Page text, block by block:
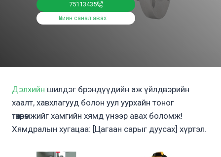
75113435
Үнийн санал авах
Дэлхийн шилдэг брэндүүдийн аж үйлдвэрийн
хаалт, хавхлагууд болон уул уурхайн тоног
төхөөрөмжийг хамгийн хямд үнээр авах боломж!
Хямдралын хугацаа: [Цагаан сарыг дуусах] хүртэл.